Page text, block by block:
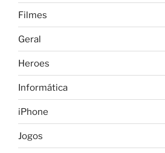
Filmes
Geral
Heroes
Informática
iPhone
Jogos